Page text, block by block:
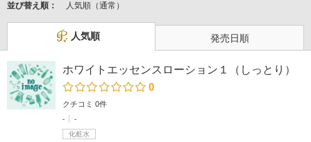
並び替え順：
人気順（通常）
人気順 発売日順
ホワイトエッセンスローション１（しっとり）
0
クチコミ 0件
-
-
化粧水